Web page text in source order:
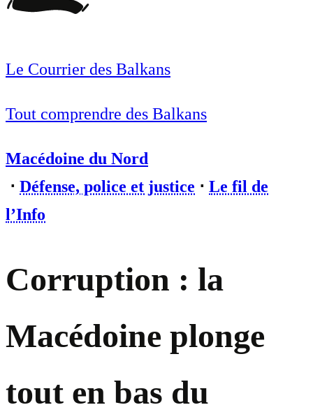
Le Courrier des Balkans
Tout comprendre des Balkans
Macédoine du Nord
⋅ Défense, police et justice ⋅ Le fil de
l’Info
Corruption : la
Macédoine plonge
tout en bas du